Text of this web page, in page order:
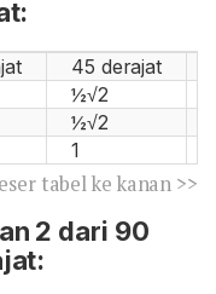
45 derajat
½√2
½√2
1
tabel ke kanan >>
2 dari 90